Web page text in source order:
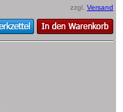
zzgl. Versand